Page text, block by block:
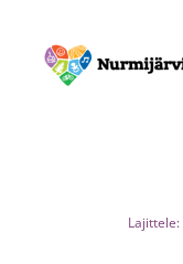
content
Lajittele: